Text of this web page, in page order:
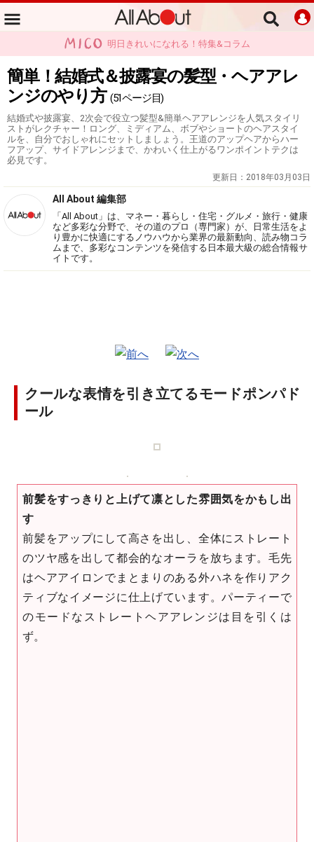
明日きれいになれる！特集&コラム
簡単！結婚式＆披露宴の髪型・ヘアアレ
ンジのやり方 (51ページ目)
結婚式や披露宴、2次会で役立つ髪型&簡単ヘアアレンジを人気スタイリ
ストがレクチャー！ロング、ミディアム、ボブやショートのヘアスタイ
ルを、自分でおしゃれにセットしましょう。王道のアップヘアからハー
フアップ、サイドアレンジまで、かわいく仕上がるワンポイントテクは
必見です。
更新日： 2018年03月03日
All About 編集部
「All About」は、マネー・暮らし・住宅・グルメ・旅行・健康
など多彩な分野で、その道のプロ（専門家）が、日常生活をよ
り豊かに快適にするノウハウから業界の最新動向、読み物コラ
ムまで、多彩なコンテンツを発信する日本最大級の総合情報サ
イトです。
クールな表情を引き立てるモードポンパド
ール
前髪をすっきりと上げて凛とした雰囲気をかもし出
す
前髪をアップにして高さを出し、全体にストレート
のツヤ感を出して都会的なオーラを放ちます。毛先
はヘアアイロンでまとまりのある外ハネを作りアク
ティブなイメージに仕上げています。パーティーで
のモードなストレートヘアアレンジは目を引くは
ず。